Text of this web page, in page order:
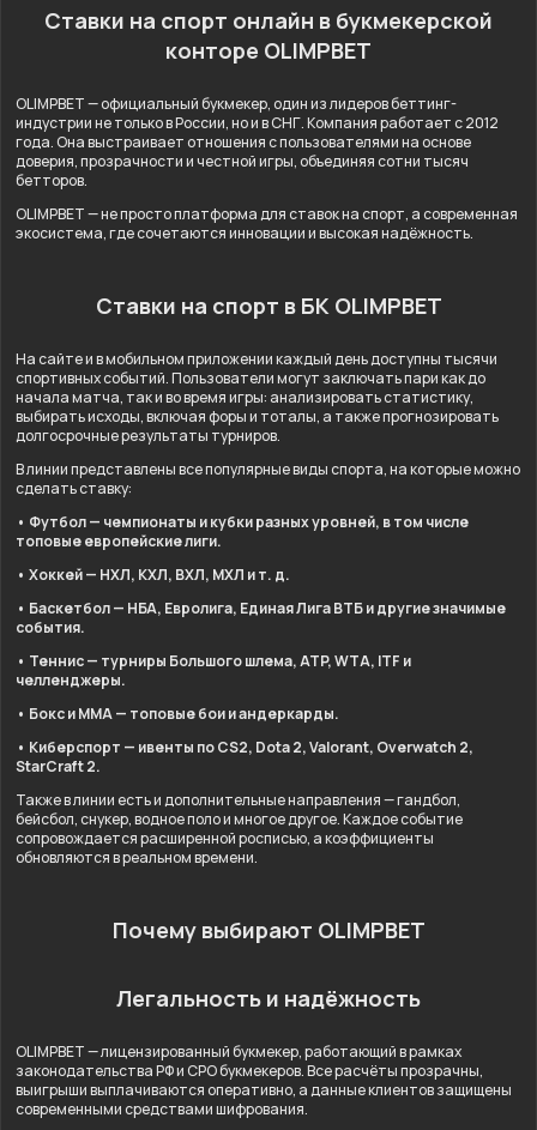
Ставки на спорт онлайн в букмекерской
конторе OLIMPBET
OLIMPBET — официальный букмекер, один из лидеров беттинг-
индустрии не только в России, но и в СНГ. Компания работает с 2012
года. Она выстраивает отношения с пользователями на основе
доверия, прозрачности и честной игры, объединяя сотни тысяч
бетторов.
OLIMPBET — не просто платформа для ставок на спорт, а современная
экосистема, где сочетаются инновации и высокая надёжность.
Ставки на спорт в БК OLIMPBET
На сайте и в мобильном приложении каждый день доступны тысячи
спортивных событий. Пользователи могут заключать пари как до
начала матча, так и во время игры: анализировать статистику,
выбирать исходы, включая форы и тоталы, а также прогнозировать
долгосрочные результаты турниров.
В линии представлены все популярные виды спорта, на которые можно
сделать ставку:
• Футбол — чемпионаты и кубки разных уровней, в том числе
топовые европейские лиги.
• Хоккей — НХЛ, КХЛ, ВХЛ, МХЛ и т. д.
• Баскетбол — НБА, Евролига, Единая Лига ВТБ и другие значимые
события.
• Теннис — турниры Большого шлема, ATP, WTA, ITF и
челленджеры.
• Бокс и ММА — топовые бои и андеркарды.
• Киберспорт — ивенты по CS2, Dota 2, Valorant, Overwatch 2,
StarCraft 2.
Также в линии есть и дополнительные направления — гандбол,
бейсбол, снукер, водное поло и многое другое. Каждое событие
сопровождается расширенной росписью, а коэффициенты
обновляются в реальном времени.
Почему выбирают OLIMPBET
Легальность и надёжность
OLIMPBET — лицензированный букмекер, работающий в рамках
законодательства РФ и СРО букмекеров. Все расчёты прозрачны,
выигрыши выплачиваются оперативно, а данные клиентов защищены
современными средствами шифрования.